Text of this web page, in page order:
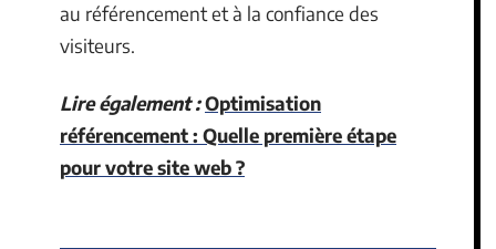
au référencement et à la confiance des
visiteurs.
Lire également :Optimisation
référencement : Quelle première étape
pour votre site web ?